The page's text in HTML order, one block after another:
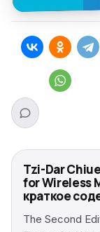
Tzi-Dar
for Wireless
краткое
The Second